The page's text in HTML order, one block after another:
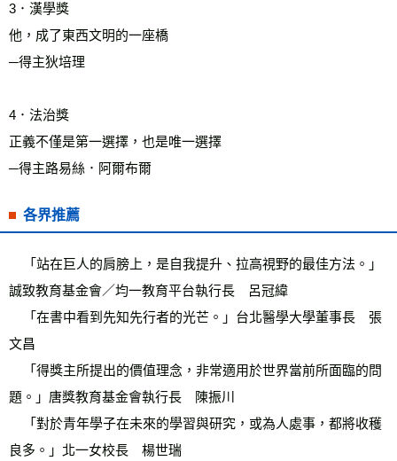
3．漢學獎
他，成了東西文明的一座橋
─得主狄培理
4．法治獎
正義不僅是第一選擇，也是唯一選擇
─得主路易絲．阿爾布爾
各界推薦
誠致教育基金會／均一教育平台執行長　呂冠緯
文昌
題。」唐獎教育基金會執行長　陳振川
良多。」北一女校長　楊世瑞